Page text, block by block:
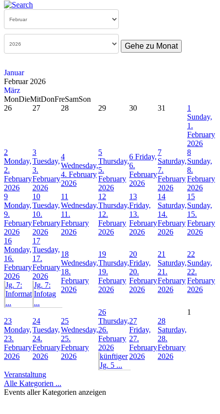
Gehe zu Monat
Januar
Februar 2026
März
MonDieMitDonFreSamSon
26
27 28 29 30 31
1
Sunday,
1.
February
2026
2
Monday,
2.
February
2026
3
Tuesday,
3.
February
2026
4
Wednesday,
4. February
2026
5
Thursday,
5.
February
2026
6 Friday,
6.
February
2026
7
Saturday,
7.
February
2026
8
Sunday,
8.
February
2026
9
Monday,
9.
February
2026
10
Tuesday,
10.
February
2026
11
Wednesday,
11.
February
2026
12
Thursday,
12.
February
2026
13
Friday,
13.
February
2026
14
Saturday,
14.
February
2026
15
Sunday,
15.
February
2026
16
Monday,
16.
February
2026
Jg. 7:
Informat
...
17
Tuesday,
17.
February
2026
Jg. 7:
Infotag
...
18
Wednesday,
18.
February
2026
19
Thursday,
19.
February
2026
20
Friday,
20.
February
2026
21
Saturday,
21.
February
2026
22
Sunday,
22.
February
2026
23
Monday,
23.
February
2026
24
Tuesday,
24.
February
2026
25
Wednesday,
25.
February
2026
26
Thursday,
26.
February
2026
künftiger
Jg. 5 ...
27
Friday,
27.
February
2026
28
Saturday,
28.
February
2026
1
Veranstaltung
Alle Kategorien ...
Events aller Kategorien anzeigen